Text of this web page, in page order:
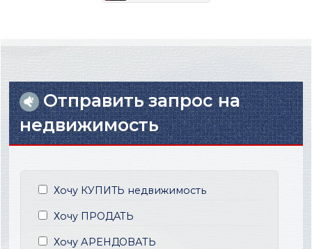
Отправить запрос на
недвижимость
Хочу КУПИТЬ недвижимость
Хочу ПРОДАТЬ
Хочу АРЕНДОВАТЬ